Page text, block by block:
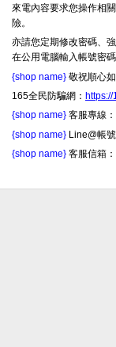
來電內容要求您操作相
險。
亦請您定期修改密碼、
在公用電腦輸入帳號密
{shop name} 敬祝順心
165全民防騙網：
{shop name} 客服專線：
{shop name} Line@帳號
{shop name} 客服信箱：